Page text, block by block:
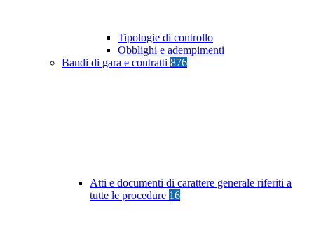
Tipologie di controllo
Obblighi e adempimenti
Bandi di gara e contratti 876
Atti e documenti di carattere generale riferiti a
tutte le procedure 16